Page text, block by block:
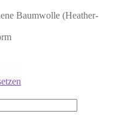
Baumwolle (Heather-